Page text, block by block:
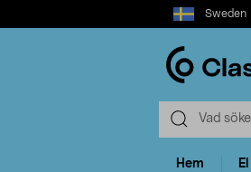
Select
market
Sweden
Hem El